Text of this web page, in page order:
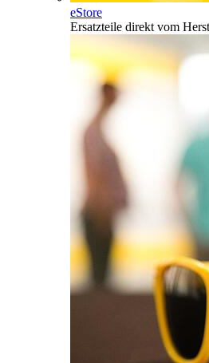
eStore
Ersatzteile direkt vom